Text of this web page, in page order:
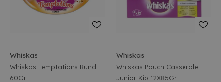
Whiskas
Whiskas Temptations Rund
60Gr
Whiskas
Whiskas Pouch Casserole
Junior Kip 12X85Gr